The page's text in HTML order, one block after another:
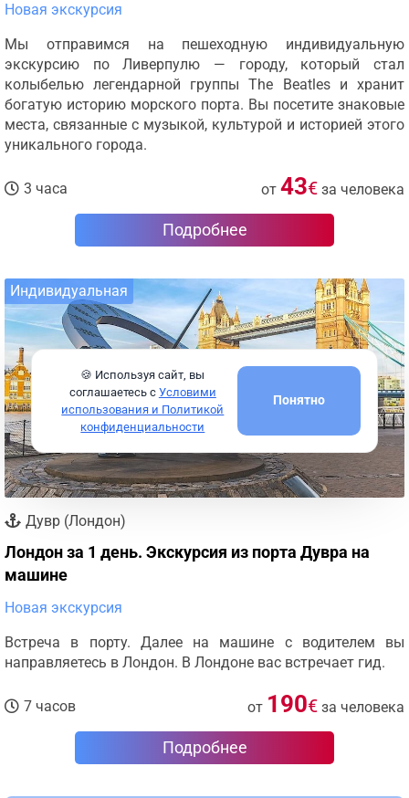
Новая экскурсия
Мы отправимся на пешеходную индивидуальную
экскурсию по Ливерпулю — городу, который стал
колыбелью легендарной группы The Beatles и хранит
богатую историю морского порта. Вы посетите знаковые
места, связанные с музыкой, культурой и историей этого
уникального города.
3 часа от 43€ за человека
Подробнее
Индивидуальная
Дувр (Лондон)
Лондон за 1 день. Экскурсия из порта Дувра на
машине
Новая экскурсия
Встреча в порту. Далее на машине с водителем вы
направляетесь в Лондон. В Лондоне вас встречает гид.
7 часов от 190€ за человека
Подробнее
🍪 Используя сайт, вы
соглашаетесь с Условими
использования и Политикой
конфиденциальности
Понятно